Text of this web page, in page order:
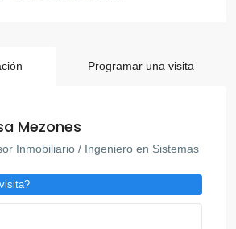
Programar una visita
Mezones
Inmobiliario / Ingeniero en Sistemas